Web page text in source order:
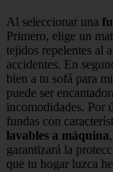
Al seleccionar una
Primero, elige un
tejidos repelentes al
accidentes. En
bien a tu sofá para
puede ser
incomodidades. Por
fundas con
lavables a máquina
garantizará la
que tu hogar luzca